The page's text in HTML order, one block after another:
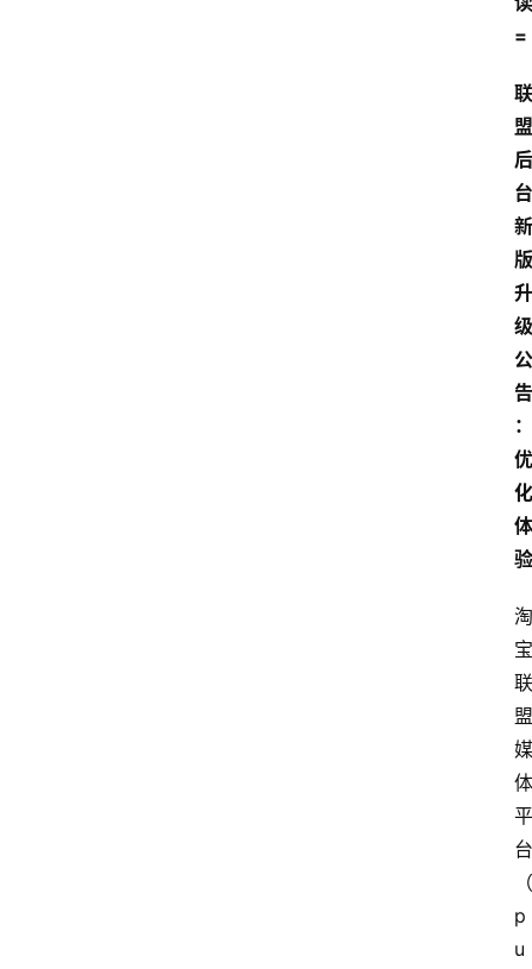
=
联
盟
后
台
新
版
升
级
公
告
：
优
化
体
验
淘
宝
联
盟
媒
体
平
台
（
p
u